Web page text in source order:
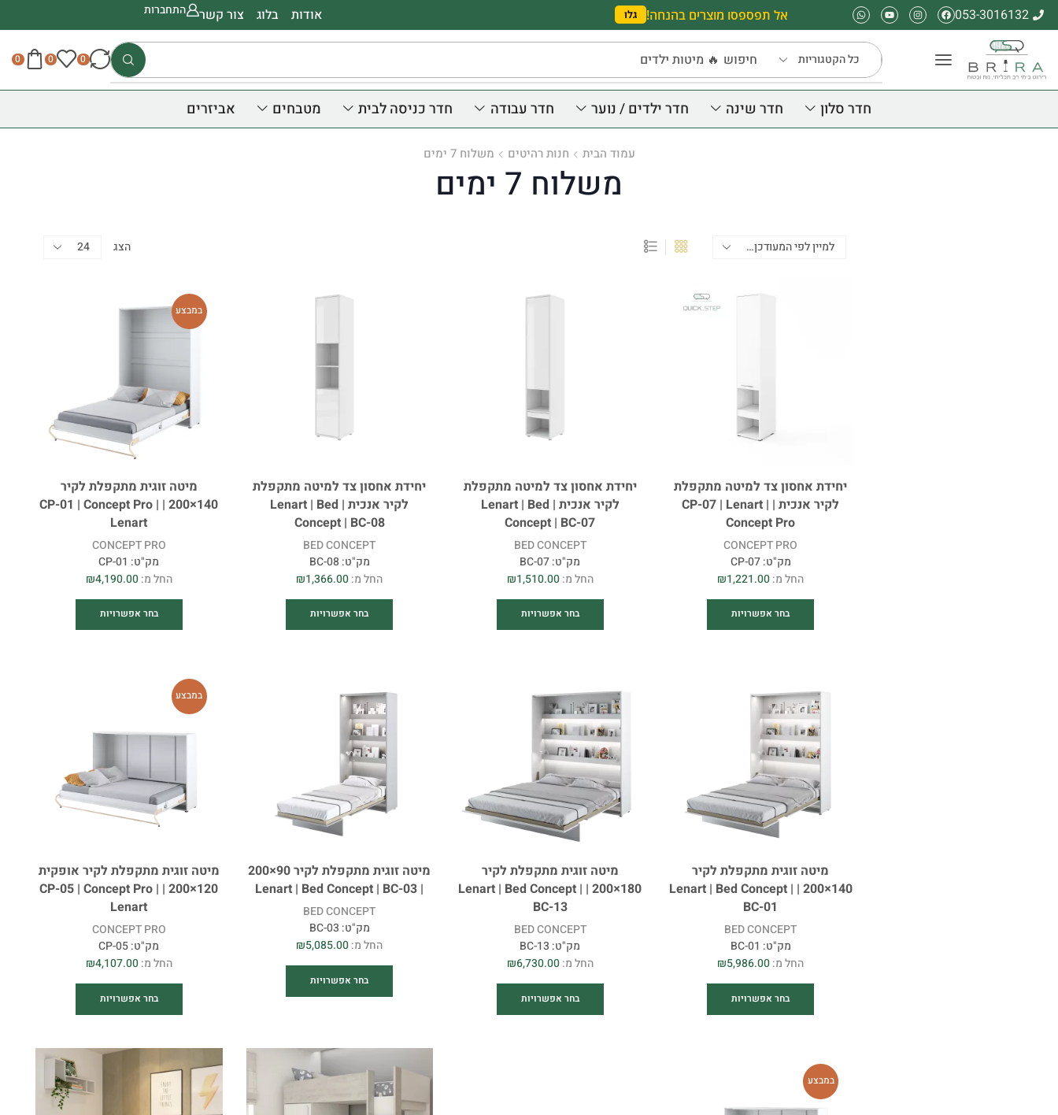
053-3016132 אל תפספסו מוצרים בהנחה! גלו אודות בלוג צור קשר התחברות
חיפוש 🔥 מיטות ילדים 0
0
0
חדר סלון חדר שינה חדר ילדים / נוער חדר עבודה חדר כניסה לבית מטבחים אביזרים
עמוד הבית חנות רהיטים משלוח 7 ימים
משלוח 7 ימים
הצג
יחידת אחסון צד למיטה מתקפלת
לקיר אנכית | CP-07 | Lenart |
Concept Pro
CONCEPT PRO
מק"ט:CP-07
החל מ:
₪1,221.00
בחר אפשרויות
יחידת אחסון צד למיטה מתקפלת
לקיר אנכית | Lenart | Bed
Concept | BC-07
BED CONCEPT
מק"ט:BC-07
החל מ:
₪1,510.00
בחר אפשרויות
יחידת אחסון צד למיטה מתקפלת
לקיר אנכית | Lenart | Bed
Concept | BC-08
BED CONCEPT
מק"ט:BC-08
החל מ:
₪1,366.00
בחר אפשרויות
במבצע
מיטה זוגית מתקפלת לקיר
140×200 | CP-01 | Concept Pro |
Lenart
CONCEPT PRO
מק"ט: CP-01
החל מ:
₪4,190.00
בחר אפשרויות
מיטה זוגית מתקפלת לקיר
140×200 | Lenart | Bed Concept |
BC-01
BED CONCEPT
מק"ט: BC-01
החל מ:
₪5,986.00
בחר אפשרויות
מיטה זוגית מתקפלת לקיר
180×200 | Lenart | Bed Concept |
BC-13
BED CONCEPT
מק"ט: BC-13
החל מ:
₪6,730.00
בחר אפשרויות
מיטה זוגית מתקפלת לקיר 90×200
| Lenart | Bed Concept | BC-03
BED CONCEPT
מק"ט: BC-03
החל מ:
₪5,085.00
בחר אפשרויות
במבצע
מיטה זוגית מתקפלת לקיר אופקית
120×200 | CP-05 | Concept Pro |
Lenart
CONCEPT PRO
מק"ט:CP-05
החל מ:
₪4,107.00
בחר אפשרויות
במבצע
מותג
קולקציה
מחיר
רוחב (ס"מ)
גובה (ס"מ)
משטח שינה
סוג מיטה
סוג ארון
מספר דלתות
מראה
תאורה